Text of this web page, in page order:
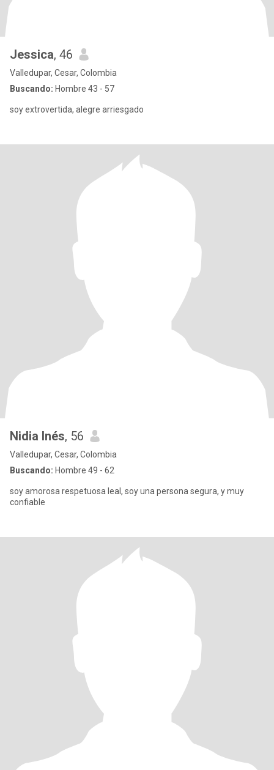
Jessica, 46
Valledupar, Cesar, Colombia
Buscando: Hombre 43 - 57
soy extrovertida, alegre arriesgado
Nidia Inés, 56
Valledupar, Cesar, Colombia
Buscando: Hombre 49 - 62
soy amorosa respetuosa leal, soy una persona segura, y muy
confiable